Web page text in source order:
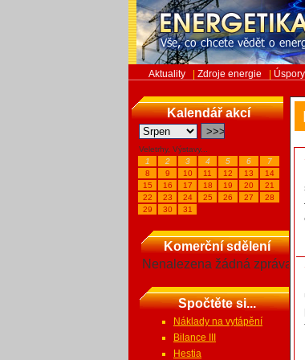
Aktuality
Zdroje energie
Kalendář akcí
Veletrhy, Výstavy...
1
2 3 4 5 6
7
8
9 10 11 12 13
14
15
16 17 18 19 20
21
22
23 24 25 26 27
28
29
30 31
Komerční sdělení
Nenalezena žádná zpráva
Spočtěte si...
Náklady na vytápění
Bilance III
Hestia